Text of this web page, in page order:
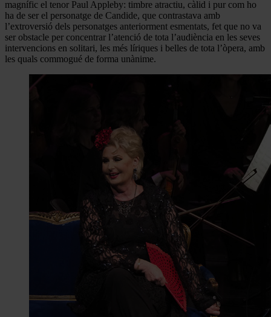
magnífic el tenor Paul Appleby: timbre atractiu, càlid i pur com ho
ha de ser el personatge de Candide, que contrastava amb
l’extroversió dels personatges anteriorment esmentats, fet que no va
ser obstacle per concentrar l’atenció de tota l’audiència en les seves
intervencions en solitari, les més líriques i belles de tota l’òpera, amb
les quals commogué de forma unànime.